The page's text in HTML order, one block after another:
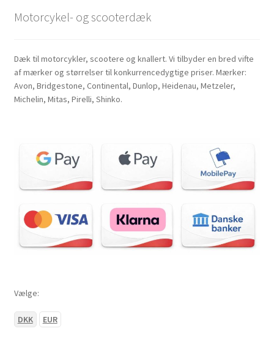
Motorcykel- og scooterdæk
Dæk til motorcykler, scootere og knallert. Vi tilbyder en bred vifte
af mærker og størrelser til konkurrencedygtige priser. Mærker:
Avon, Bridgestone, Continental, Dunlop, Heidenau, Metzeler,
Michelin, Mitas, Pirelli, Shinko.
Vælge:
DKK EUR